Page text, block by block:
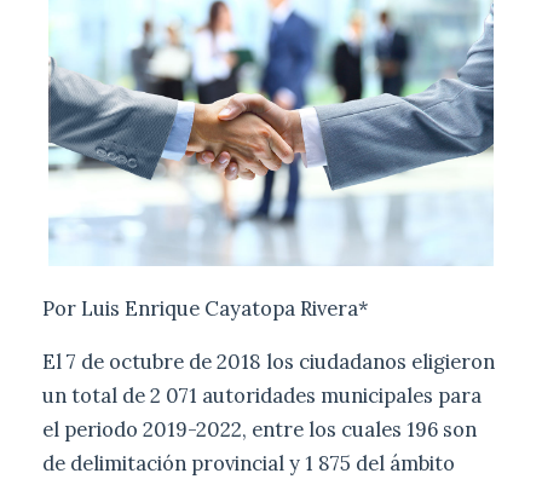
Por Luis Enrique Cayatopa Rivera*
El 7 de octubre de 2018 los ciudadanos eligieron
un total de 2 071 autoridades municipales para
el periodo 2019-2022, entre los cuales 196 son
de delimitación provincial y 1 875 del ámbito